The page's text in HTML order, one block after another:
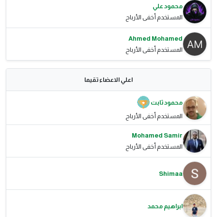
محمود علي
المستخدم أخفى الأرباح
Ahmed Mohamed
المستخدم أخفى الأرباح
اعلي الاعضاء تقيما
محمود ثابت
المستخدم أخفى الأرباح
Mohamed Samir
المستخدم أخفى الأرباح
Shimaa
ابراهيم محمد